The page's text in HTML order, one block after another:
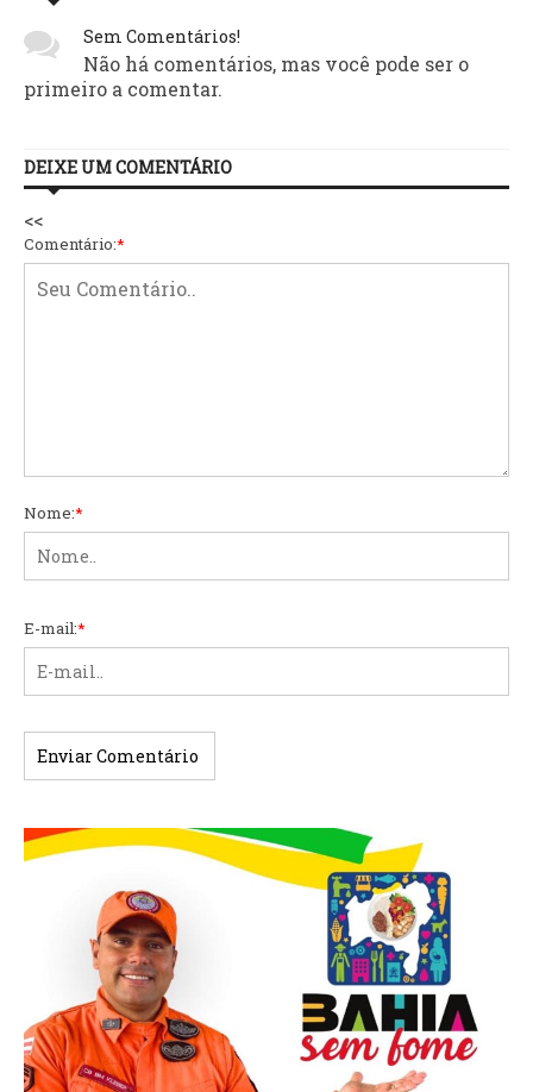
Sem Comentários!
Não há comentários, mas você pode ser o
primeiro a comentar.
DEIXE UM COMENTÁRIO
<<
Comentário:*
Nome:*
E-mail:*